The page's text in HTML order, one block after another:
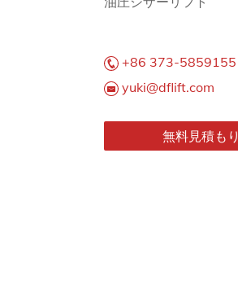
+86 373-5859155
yuki@dflift.com
無料見積もり